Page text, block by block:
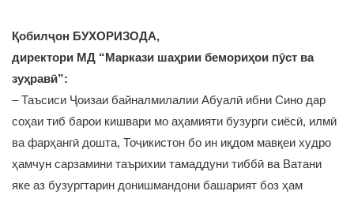
Қобилҷон БУХОРИЗОДА,
директори МД “Маркази шаҳрии бемориҳои пӯст ва
зуҳравӣ”:
– Таъсиси Ҷоизаи байналмилалии Абуалӣ ибни Сино дар
соҳаи тиб барои кишвари мо аҳамияти бузурги сиёсӣ, илмӣ
ва фарҳангӣ дошта, Тоҷикистон бо ин иқдом мавқеи худро
ҳамчун сарзамини таърихии тамаддуни тиббӣ ва Ватани
яке аз бузургтарин донишмандони башарият боз ҳам